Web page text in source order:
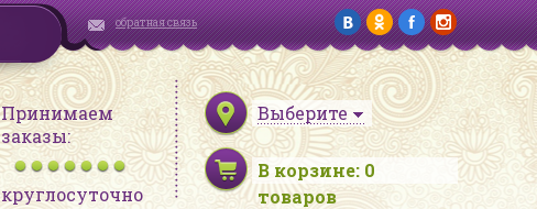
обратная связь
Принимаем
заказы:
круглосуточно
Выберите
В корзине: 0
товаров